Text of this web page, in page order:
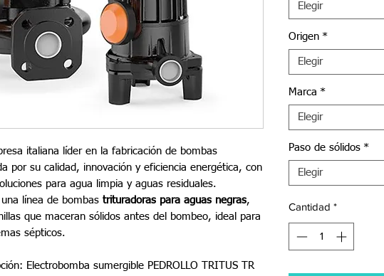
italiana líder en la fabricación de bombas
por su calidad, innovación y eficiencia energética, con
para agua limpia y aguas residuales.
línea de bombas trituradoras para aguas negras,
que maceran sólidos antes del bombeo, ideal para
sépticos.
Electrobomba sumergible PEDROLLO TRITUS TR
Elegir
Origen *
Elegir
Marca *
Elegir
Paso de sólidos *
Elegir
Cantidad *